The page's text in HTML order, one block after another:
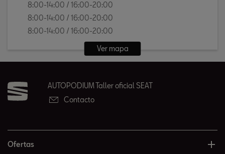
8:00-14:00 / 16:00-20:00
8:00-14:00 / 16:00-20:00
8:00-14:00 / 16:00-20:00
Ver mapa
AUTOPODIUM Taller oficial SEAT
Contacto
Ofertas